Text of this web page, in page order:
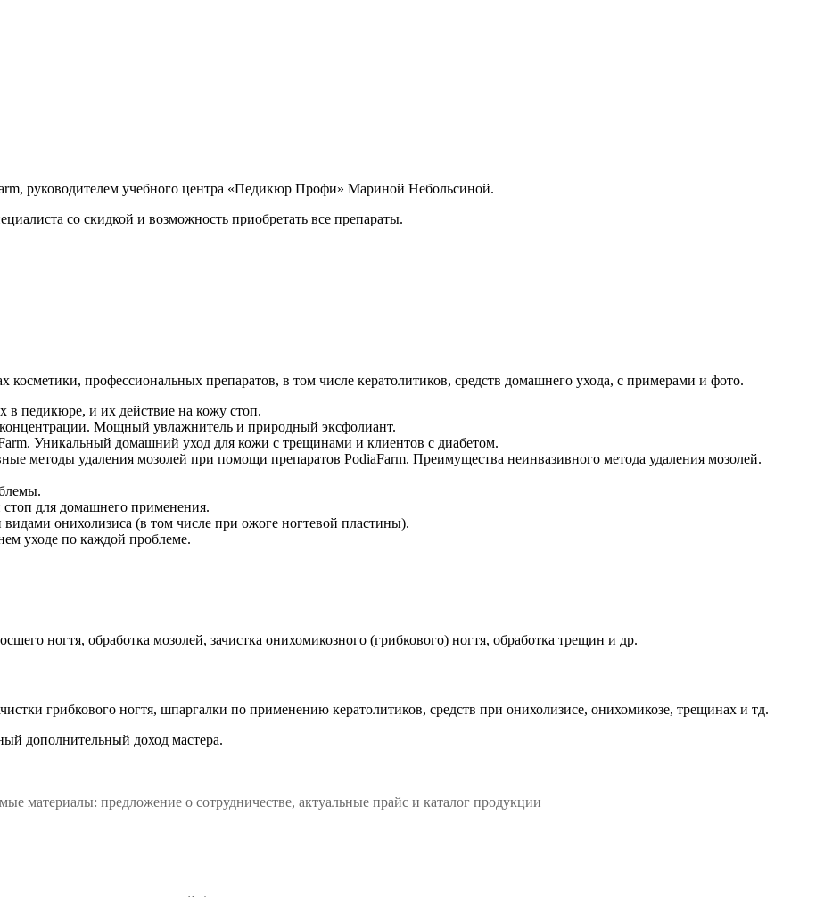
руководителем учебного центра «Педикюр Профи» Мариной Небольсиной.
со скидкой и возможность приобретать все препараты.
профессиональных препаратов, в том числе кератолитиков, средств домашнего ухода, с примерами и фото.
педикюре, и их действие на кожу стоп.
Мощный увлажнитель и природный эксфолиант.
Уникальный домашний уход для кожи с трещинами и клиентов с диабетом.
методы удаления мозолей при помощи препаратов PodiaFarm. Преимущества неинвазивного метода удаления мозолей.
для домашнего применения.
онихолизиса (в том числе при ожоге ногтевой пластины).
уходе по каждой проблеме.
ногтя, обработка мозолей, зачистка онихомикозного (грибкового) ногтя, обработка трещин и др.
грибкового ногтя, шпаргалки по применению кератолитиков, средств при онихолизисе, онихомикозе, трещинах и тд.
дополнительный доход мастера.
материалы: предложение о сотрудничестве, актуальные прайс и каталог продукции